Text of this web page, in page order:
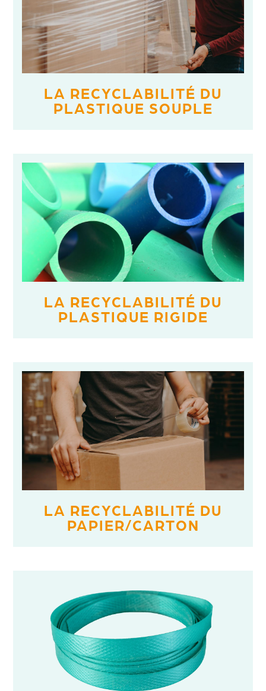
LA RECYCLABILITÉ DU
PLASTIQUE SOUPLE
LA RECYCLABILITÉ DU
PLASTIQUE RIGIDE
LA RECYCLABILITÉ DU
PAPIER/CARTON